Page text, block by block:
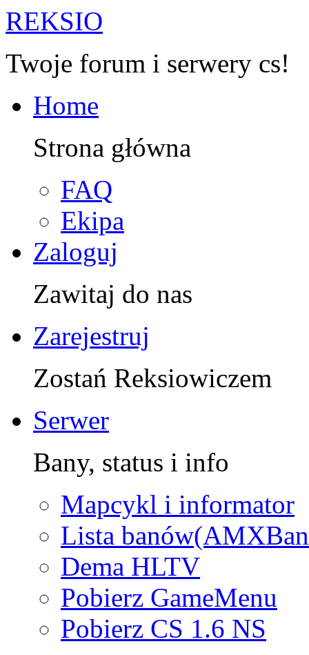
REKSIO
Twoje forum i serwery cs!
Home
Strona główna
FAQ
Ekipa
Zaloguj
Zawitaj do nas
Zarejestruj
Zostań Reksiowiczem
Serwer
Bany, status i info
Mapcykl i informator
Lista
Dema HLTV
Pobierz GameMenu
Pobierz CS 1.6 NS